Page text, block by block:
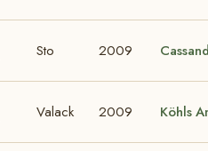
Sto 2009
Valack 2009 Köhls